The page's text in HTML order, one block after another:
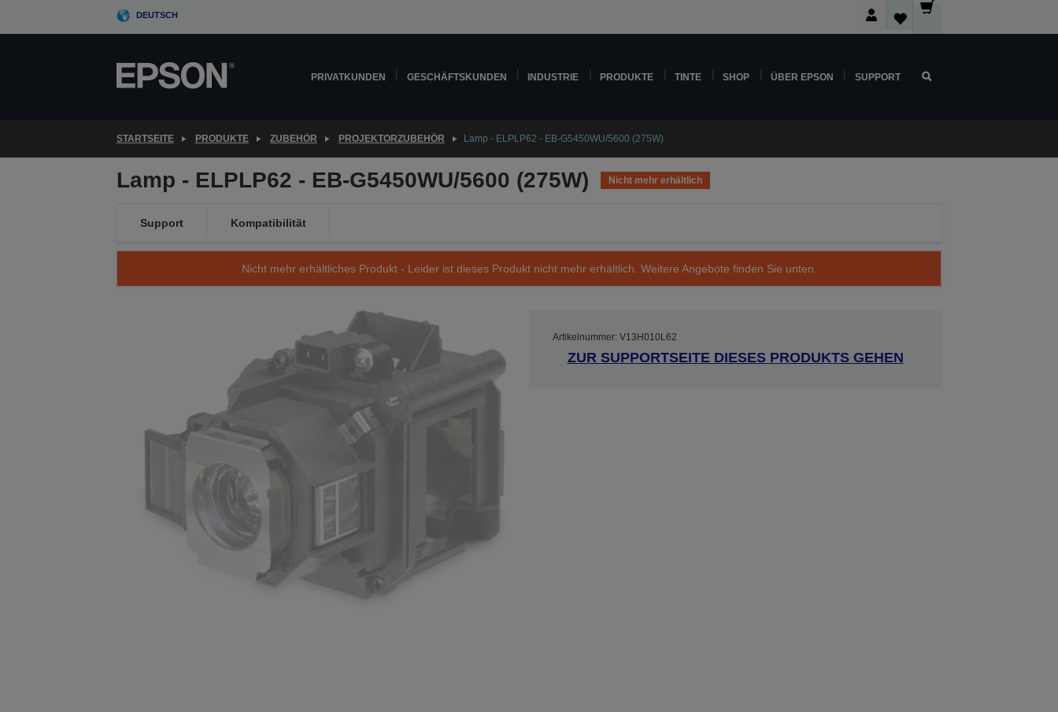
DEUTSCH
PRIVATKUNDEN GESCHÄFTSKUNDEN INDUSTRIE PRODUKTE TINTE SHOP ÜBER EPSON SUPPORT
STARTSEITE PRODUKTE ZUBEHÖR PROJEKTORZUBEHÖR Lamp - ELPLP62 - EB-G5450WU/5600 (275W)
Lamp - ELPLP62 - EB-G5450WU/5600 (275W) Nicht mehr erhältlich
Support Kompatibilität
Nicht mehr erhältliches Produkt - Leider ist dieses Produkt nicht mehr erhältlich. Weitere Angebote finden Sie unten.
Artikelnummer: V13H010L62
ZUR SUPPORTSEITE DIESES PRODUKTS GEHEN